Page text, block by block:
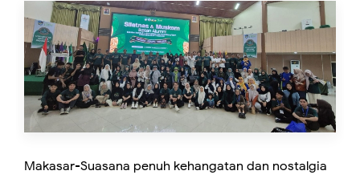
Makasar-Suasana penuh kehangatan dan nostalgia